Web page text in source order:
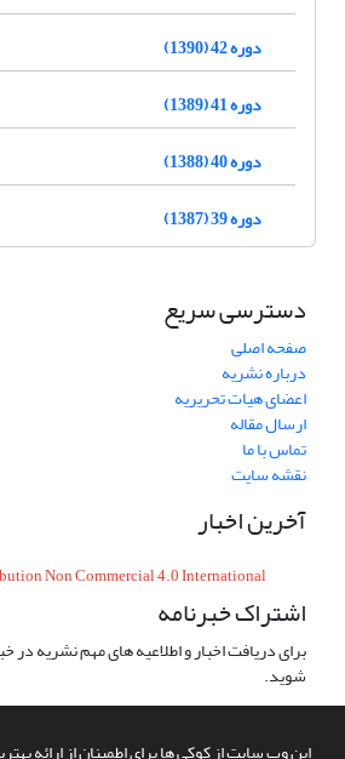
این وب سایت از کوکی ها برای اطمینان از ارائه
دوره 42 (1390)
دوره 41 (1389)
دوره 40 (1388)
دوره 39 (1387)
دسترسی سریع
صفحه اصلی
درباره نشریه
اعضای هیات تحریریه
ارسال مقاله
تماس با ما
نقشه سایت
آخرین اخبار
Non Commercial 4.0 International
اشتراک خبرنامه
برای دریافت اخبار و اطلاعیه های مهم نشریه
شوید.